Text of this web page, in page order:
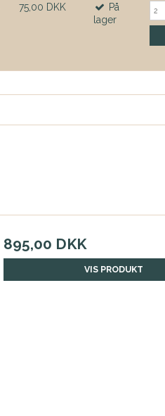
75,00 DKK
På
lager
895,00 DKK
VIS PRODUKT